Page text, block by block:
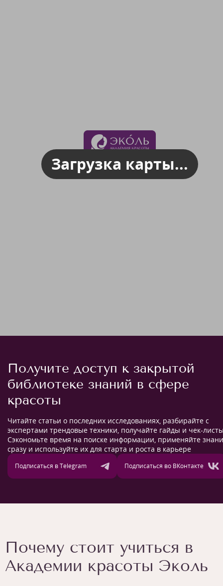
Загрузка карты...
Получите доступ к закрытой
библиотеке знаний в сфере
красоты
Читайте статьи о последних исследованиях, разбирайте с
экспертами трендовые техники, получайте гайды и чек-
Сэкономьте время на поиске информации, применяйте
сразу и используйте их для старта и роста в карьере
Подписаться в Telegram Подписаться во ВКонтакте
Почему стоит учиться в
Академии красоты Эколь